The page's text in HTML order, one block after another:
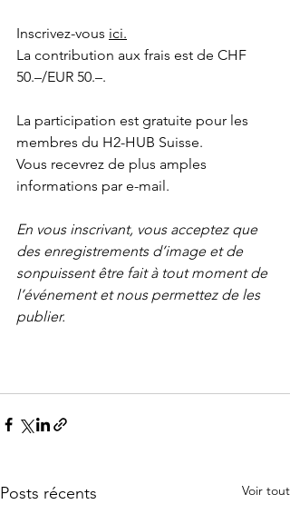
Inscrivez-vous ici.
La contribution aux frais est de CHF
50.–/EUR 50.–.
La participation est gratuite pour les
membres du H2-HUB Suisse.
Vous recevrez de plus amples
informations par e-mail.
En vous inscrivant, vous acceptez que
des enregistrements d’image et de
sonpuissent être fait à tout moment de
l’événement et nous permettez de les
publier.
Posts récents Voir tout